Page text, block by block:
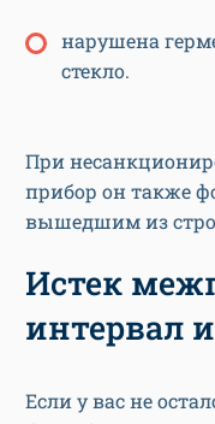
нарушена
стекло.
При
прибор он также
вышедшим из
Истек
интервал
Если у вас не